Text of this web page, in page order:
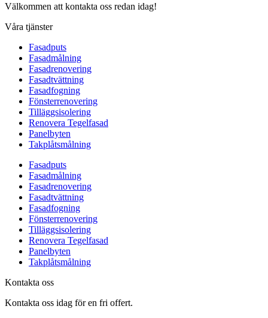
Välkommen att kontakta oss redan idag!
Våra tjänster
Fasadputs
Fasadmålning
Fasadrenovering
Fasadtvättning
Fasadfogning
Fönsterrenovering
Tilläggsisolering
Renovera Tegelfasad
Panelbyten
Takplåtsmålning
Fasadputs
Fasadmålning
Fasadrenovering
Fasadtvättning
Fasadfogning
Fönsterrenovering
Tilläggsisolering
Renovera Tegelfasad
Panelbyten
Takplåtsmålning
Kontakta oss
Kontakta oss idag för en fri offert.